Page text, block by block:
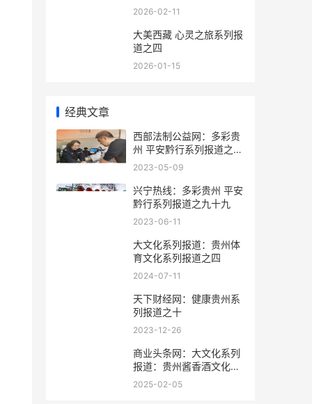
新春文旅盛宴
2026-02-11
大美西藏 心灵之旅系列报
道之四
2026-01-15
经典文章
西部法制公益网：多彩贵
州 平安黔行系列报道之九
十二
2023-05-09
兴宁热线：多彩贵州 平安
黔行系列报道之九十九
2023-06-11
大文化系列报道：贵州体
育文化系列报道之四
2024-07-11
天下财经网：健康贵州系
列报道之十
2023-12-26
商业头条网：大文化系列
报道：贵州酱香酒文化系
列报道之二
2025-02-05